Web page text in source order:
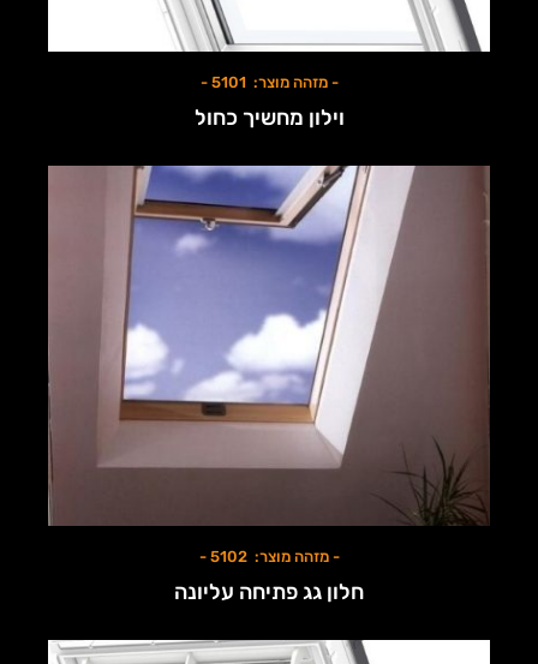
- מזהה מוצר: 5101 -
וילון מחשיך כחול
- מזהה מוצר: 5102 -
חלון גג פתיחה עליונה